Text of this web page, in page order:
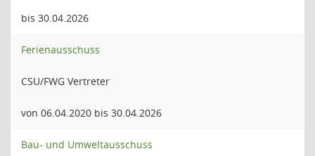
bis 30.04.2026
Ferienausschuss
CSU/FWG Vertreter
von 06.04.2020 bis 30.04.2026
Bau- und Umweltausschuss